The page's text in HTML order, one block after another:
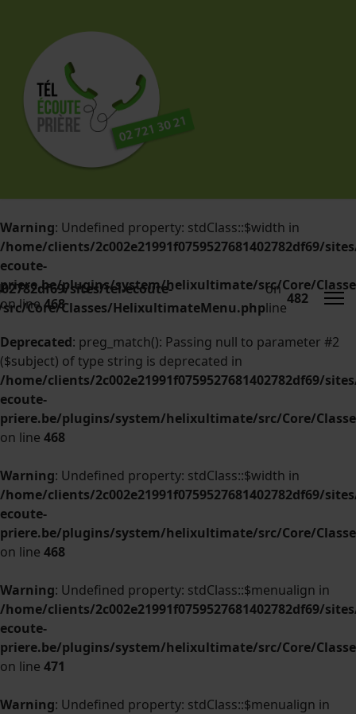
sites/tel-ecoute-
Core/Classes/HelixultimateMenu.php
on
line
482
Warning: Undefined property: stdClass::$width in
/home/clients/2c002e21991f0759527681402782df69/
ecoute-
priere.be/plugins/system/helixultimate/src/Core/
on line468
Deprecated: preg_match(): Passing null to parameter #2
($subject) of type string is deprecated in
/home/clients/2c002e21991f0759527681402782df69/
ecoute-
priere.be/plugins/system/helixultimate/src/Core/
on line 468
Warning: Undefined property: stdClass::$width in
/home/clients/2c002e21991f0759527681402782df69/
ecoute-
priere.be/plugins/system/helixultimate/src/Core/
on line 468
Warning: Undefined property: stdClass::$menualign in
/home/clients/2c002e21991f0759527681402782df69/
ecoute-
priere.be/plugins/system/helixultimate/src/Core/
on line 471
Warning: Undefined property: stdClass::$menualign in